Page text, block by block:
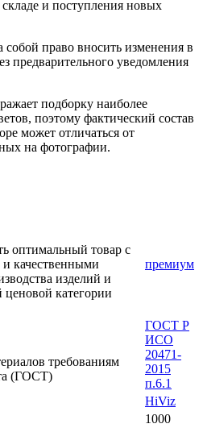
и поступления новых
собой право вносить изменения в
предварительного уведомления
подборку наиболее
поэтому фактический состав
может отличаться от
на фотографии.
оптимальный товар с
качественными
изделий и
категории
премиум
требованиям
(ГОСТ)
ГОСТ Р
ИСО
20471-
2015
п.6.1
HiViz
1000